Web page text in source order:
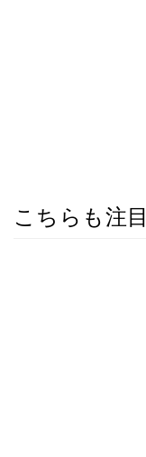
こちらも注目